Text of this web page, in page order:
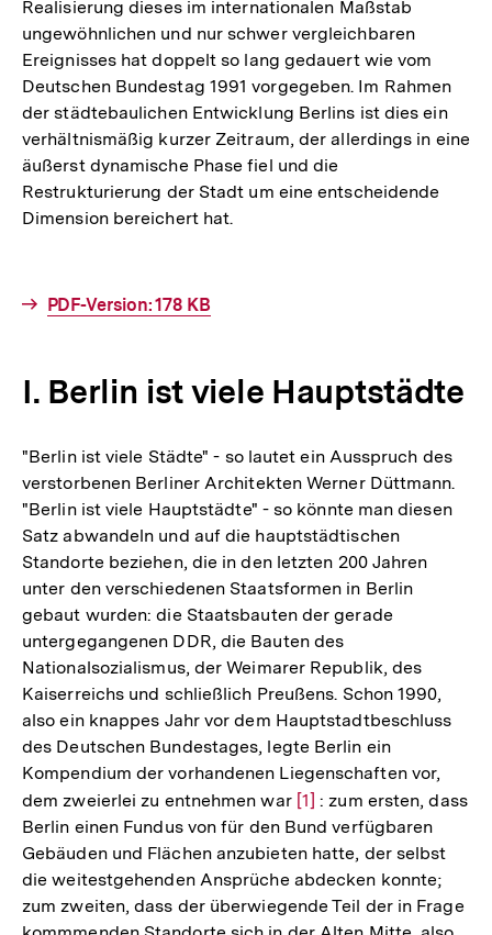
Realisierung dieses im internationalen Maßstab
ungewöhnlichen und nur schwer vergleichbaren
Ereignisses hat doppelt so lang gedauert wie vom
Deutschen Bundestag 1991 vorgegeben. Im Rahmen
der städtebaulichen Entwicklung Berlins ist dies ein
verhältnismäßig kurzer Zeitraum, der allerdings in eine
äußerst dynamische Phase fiel und die
Restrukturierung der Stadt um eine entscheidende
Dimension bereichert hat.
Interner
PDF-Version: 178 KB
I. Berlin ist viele Hauptstädte
"Berlin ist viele Städte" - so lautet ein Ausspruch des
verstorbenen Berliner Architekten Werner Düttmann.
"Berlin ist viele Hauptstädte" - so könnte man diesen
Satz abwandeln und auf die hauptstädtischen
Standorte beziehen, die in den letzten 200 Jahren
unter den verschiedenen Staatsformen in Berlin
gebaut wurden: die Staatsbauten der gerade
untergegangenen DDR, die Bauten des
Nationalsozialismus, der Weimarer Republik, des
Kaiserreichs und schließlich Preußens. Schon 1990,
also ein knappes Jahr vor dem Hauptstadtbeschluss
des Deutschen Bundestages, legte Berlin ein
Kompendium der vorhandenen Liegenschaften vor,
dem zweierlei zu entnehmen war Zur
Auflösung
der
Fußnote
[1] : zum ersten, dass
Berlin einen Fundus von für den Bund verfügbaren
Gebäuden und Flächen anzubieten hatte, der selbst
die weitestgehenden Ansprüche abdecken konnte;
zum zweiten, dass der überwiegende Teil der in Frage